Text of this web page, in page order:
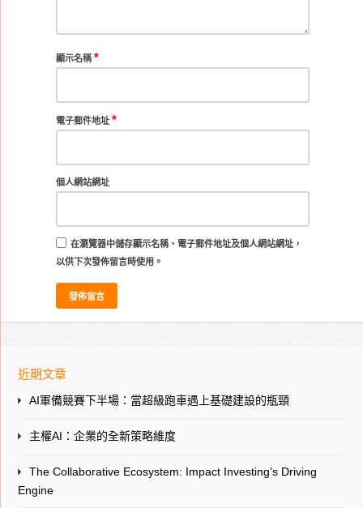
顯示名稱 *
電子郵件地址 *
個人網站網址
在瀏覽器中儲存顯示名稱、電子郵件地址及個人網站網址，
以供下次發佈留言時使用。
近期文章
AI軍備競賽下半場：當超級跑車遇上基礎建設的瓶頸
主權AI：企業的全新策略維度
The Collaborative Ecosystem: Impact Investing’s Driving
Engine